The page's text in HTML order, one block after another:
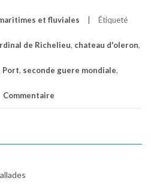
et fluviales Étiqueté
de Richelieu, chateau d'oleron,
Port, seconde guere mondiale,
Commentaire